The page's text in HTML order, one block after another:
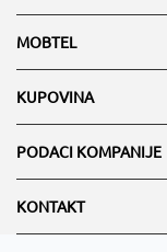
MOBTEL
KUPOVINA
PODACI KOMPANIJE
KONTAKT